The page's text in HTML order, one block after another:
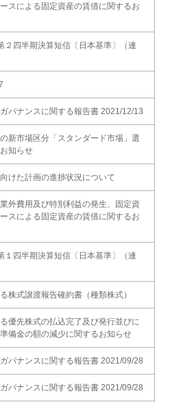
スによる固定資産の賃借に関するお
２四半期決算短信〔日本基準〕（連
バナンスに関する報告書 2021/12/13
新市場区分「スタンダード市場」選
知らせ
けた計画の進捗状況について
外費用及び特別利益の発生、固定資
スによる固定資産の賃借に関するお
１四半期決算短信〔日本基準〕（連
株式譲渡報告確約書（種類株式）
優先株式の払込完了及び発行並びに
備金の額の減少に関するお知らせ
バナンスに関する報告書 2021/09/28
バナンスに関する報告書 2021/09/28